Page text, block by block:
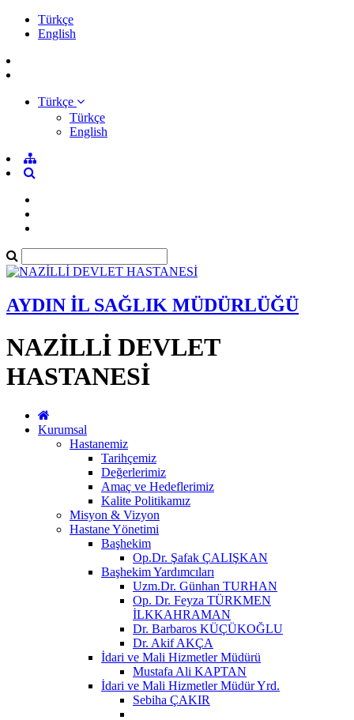
Türkçe
English
Türkçe
Türkçe
English
AYDIN İL SAĞLIK MÜDÜRLÜĞÜ
NAZİLLİ DEVLET
HASTANESİ
Kurumsal
Hastanemiz
Tarihçemiz
Değerlerimiz
Amaç ve Hedeflerimiz
Kalite Politikamız
Misyon & Vizyon
Hastane Yönetimi
Başhekim
Op.Dr. Şafak ÇALIŞKAN
Başhekim Yardımcıları
Uzm.Dr. Günhan TURHAN
Op. Dr. Feyza TÜRKMEN
İLKKAHRAMAN
Dr. Barbaros KÜÇÜKOĞLU
Dr. Akif AKÇA
İdari ve Mali Hizmetler Müdürü
Mustafa Ali KAPTAN
İdari ve Mali Hizmetler Müdür Yrd.
Sebiha ÇAKIR